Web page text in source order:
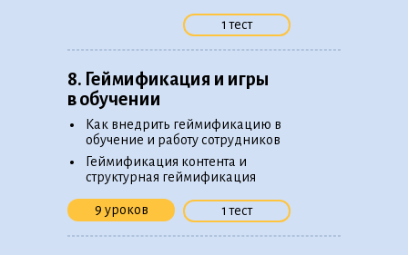
1 тест
1 тест
8. Геймификация и игры
в обучении
Как внедрить геймификацию в
обучение и работу сотрудников
•
Геймификация контента и
структурная геймификация
•
9 уроков